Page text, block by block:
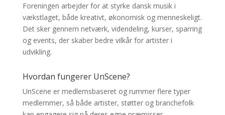
Foreningen arbejder for at styrke dansk musik i
vækstlaget, både kreativt, økonomisk og menneskeligt.
Det sker gennem netværk, videndeling, kurser, sparring
og events, der skaber bedre vilkår for artister i
udvikling.
Hvordan fungerer UnScene?
UnScene er medlemsbaseret og rummer flere typer
medlemmer, så både artister, støtter og branchefolk